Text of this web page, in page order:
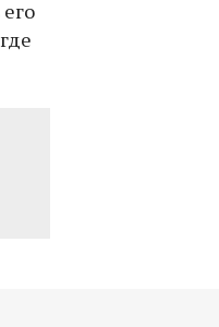
Якушев сопровождает грузы
СВО с самого начала